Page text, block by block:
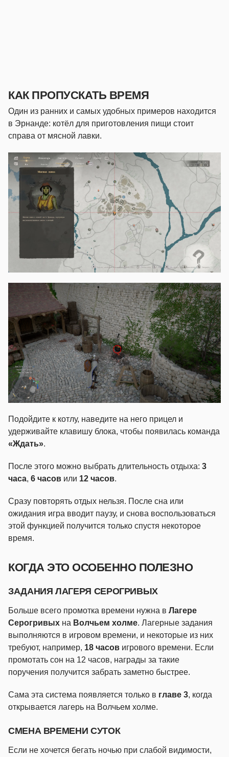
КАК ПРОПУСКАТЬ ВРЕМЯ
Один из ранних и самых удобных примеров находится
в Эрнанде: котёл для приготовления пищи стоит
справа от мясной лавки.
Подойдите к котлу, наведите на него прицел и
удерживайте клавишу блока, чтобы появилась команда
«Ждать».
После этого можно выбрать длительность отдыха: 3
часа, 6 часов или 12 часов.
Сразу повторять отдых нельзя. После сна или
ожидания игра вводит паузу, и снова воспользоваться
этой функцией получится только спустя некоторое
время.
КОГДА ЭТО ОСОБЕННО ПОЛЕЗНО
ЗАДАНИЯ ЛАГЕРЯ СЕРОГРИВЫХ
Больше всего промотка времени нужна в Лагере
Серогривых на Волчьем холме. Лагерные задания
выполняются в игровом времени, и некоторые из них
требуют, например, 18 часов игрового времени. Если
промотать сон на 12 часов, награды за такие
поручения получится забрать заметно быстрее.
Сама эта система появляется только в главе 3, когда
открывается лагерь на Волчьем холме.
СМЕНА ВРЕМЕНИ СУТОК
Если не хочется бегать ночью при слабой видимости,